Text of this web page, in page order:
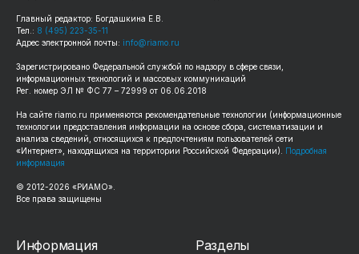
Главный редактор: Богдашкина Е.В.
Тел.: 8 (495) 223-35-11
Адрес электронной почты: info@riamo.ru
Зарегистрировано Федеральной службой по надзору в сфере связи,
информационных технологий и массовых коммуникаций
Рег. номер ЭЛ № ФС 77 – 72999 от 06.06.2018
На сайте riamo.ru применяются рекомендательные технологии (информационные
технологии предоставления информации на основе сбора, систематизации и
анализа сведений, относящихся к предпочтениям пользователей сети
«Интернет», находящихся на территории Российской Федерации).
Подробная
информация
© 2012-2026 «РИАМО».
Все права защищены
Информация Разделы